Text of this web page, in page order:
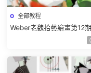
全部教程
Weber老魏拾藝繪畫第12
色特訓班【畫質不錯隻有視